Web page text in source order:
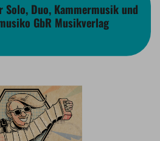
Duo, Kammermusik und
GbR Musikverlag